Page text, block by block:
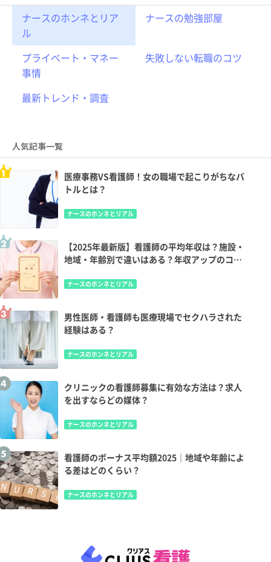
ナースのホンネとリア
ル
ナースの勉強部屋
プライベート・マネー
事情
失敗しない転職のコツ
最新トレンド・調査
人気記事一覧
医療事務VS看護師！女の職場で起こりがちなバ
トルとは？
ナースのホンネとリアル
【2025年最新版】看護師の平均年収は？施設・
地域・年齢別で違いはある？年収アップのコツ
ナースのホンネとリアル
男性医師・看護師も医療現場でセクハラされた
経験はある？
ナースのホンネとリアル
クリニックの看護師募集に有効な方法は？求人
を出すならどの媒体？
ナースのホンネとリアル
看護師のボーナス平均額2025｜地域や年齢によ
る差はどのくらい？
ナースのホンネとリアル